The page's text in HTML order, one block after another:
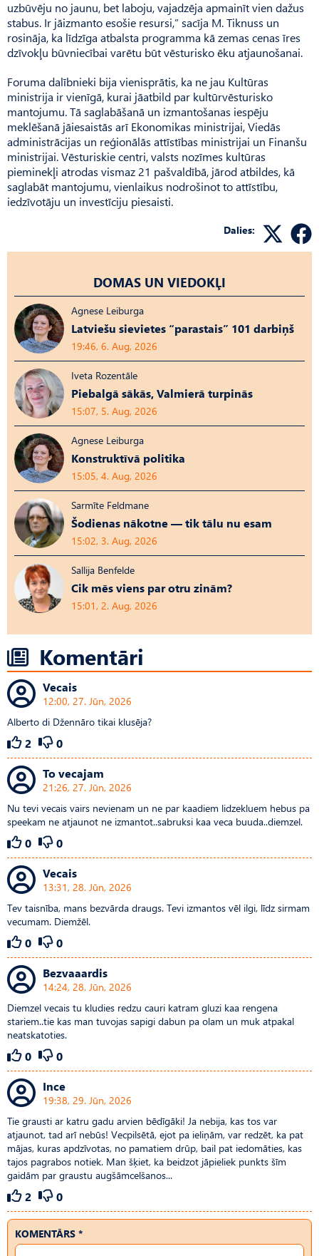
uzbūvēju no jaunu, bet laboju, vajadzēja apmainīt vien dažus
stabus. Ir jāizmanto esošie resursi,” sacīja M. Tiknuss un
rosināja, ka līdzīga atbalsta programma kā zemas cenas īres
dzīvokļu būvniecībai varētu būt vēsturisko ēku atjaunošanai.
Foruma dalībnieki bija vienisprātis, ka ne jau Kultūras
ministrija ir vienīgā, kurai jāatbild par kultūrvēsturisko
mantojumu. Tā saglabāšanā un izmantošanas iespēju
meklēšanā jāiesaistās arī Ekonomikas ministrijai, Viedās
administrācijas un reģionālās attīstības ministrijai un Finanšu
ministrijai. Vēsturiskie centri, valsts nozīmes kultūras
pieminekļi atrodas vismaz 21 pašvaldībā, jārod atbildes, kā
saglabāt mantojumu, vienlaikus nodrošinot to attīstību,
iedzīvotāju un investīciju piesaisti.
Dalies:
DOMAS UN VIEDOKĻI
Agnese Leiburga
Latviešu sievietes “parastais” 101 darbiņš
19:46, 6. Aug, 2026
Iveta Rozentāle
Piebalgā sākās, Valmierā turpinās
15:07, 5. Aug, 2026
Agnese Leiburga
Konstruktīvā politika
15:05, 4. Aug, 2026
Sarmīte Feldmane
Šodienas nākotne — tik tālu nu esam
15:02, 3. Aug, 2026
Sallija Benfelde
Cik mēs viens par otru zinām?
15:01, 2. Aug, 2026
Komentāri
Vecais
12:00, 27. Jūn, 2026
Alberto di Džennāro tikai klusēja?
2
0
To vecajam
21:26, 27. Jūn, 2026
Nu tevi vecais vairs nevienam un ne par kaadiem lidzekluem hebus pa
speekam ne atjaunot ne izmantot..sabruksi kaa veca buuda..diemzel.
0
0
Vecais
13:31, 28. Jūn, 2026
Tev taisnība, mans bezvārda draugs. Tevi izmantos vēl ilgi, līdz sirmam
vecumam. Diemžēl.
0
0
Bezvaaardis
14:24, 28. Jūn, 2026
Diemzel vecais tu kludies redzu cauri katram gluzi kaa rengena
stariem..tie kas man tuvojas sapigi dabun pa olam un muk atpakal
neatskatoties.
0
0
Ince
19:38, 29. Jūn, 2026
Tie grausti ar katru gadu arvien bēdīgāki! Ja nebija, kas tos var
atjaunot, tad arī nebūs! Vecpilsētā, ejot pa ieliņām, var redzēt, ka pat
mājas, kuras apdzīvotas, no pamatiem drūp, bail pat iedomāties, kas
tajos pagrabos notiek. Man šķiet, ka beidzot jāpieliek punkts šīm
gaidām par graustu augšāmcelšanos...
2 0
KOMENTĀRS *